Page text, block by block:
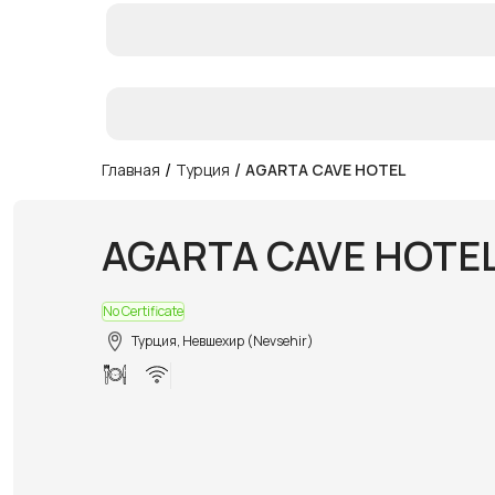
Главная / Турция / AGARTA CAVE HOTEL
AGARTA CAVE
No Certificate
Турция, Невшехир (Nevsehir)